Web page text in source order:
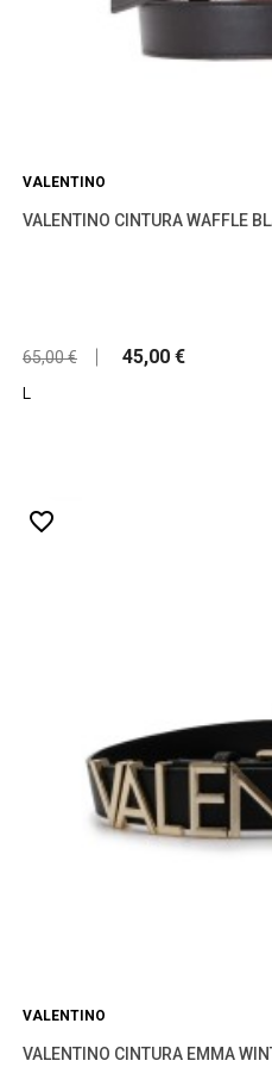
VALENTINO
VALENTINO CINTURA WAFFLE
65,00 €
45,00 €
L
VALENTINO
VALENTINO CINTURA EMMA
favorite_border